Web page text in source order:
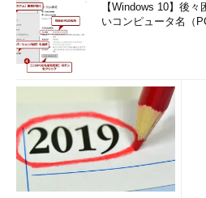
【Windows 10】後
いコンピュータ名（